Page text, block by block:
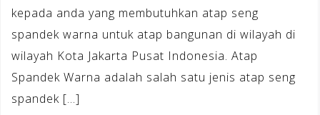
kepada anda yang membutuhkan atap seng
spandek warna untuk atap bangunan di wilayah di
wilayah Kota Jakarta Pusat Indonesia. Atap
Spandek Warna adalah salah satu jenis atap seng
spandek […]